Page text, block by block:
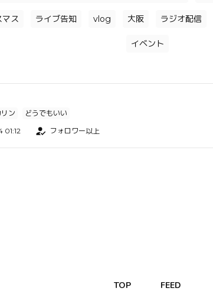
マス ライブ告知 vlog 大阪 ラジオ配信
イベント
ン
どうでもいい
01:12
フォロワー以上
TOP FEED